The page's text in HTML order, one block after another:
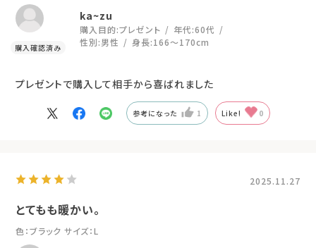
ka~zu
購入目的:プレゼント 年代:60代
性別:男性 身長:166～170cm
プレゼントで購入して相手から喜ばれました
参考になった 1 Like! 0
2025.11.27
とてもも暖かい。
色：ブラック サイズ：L